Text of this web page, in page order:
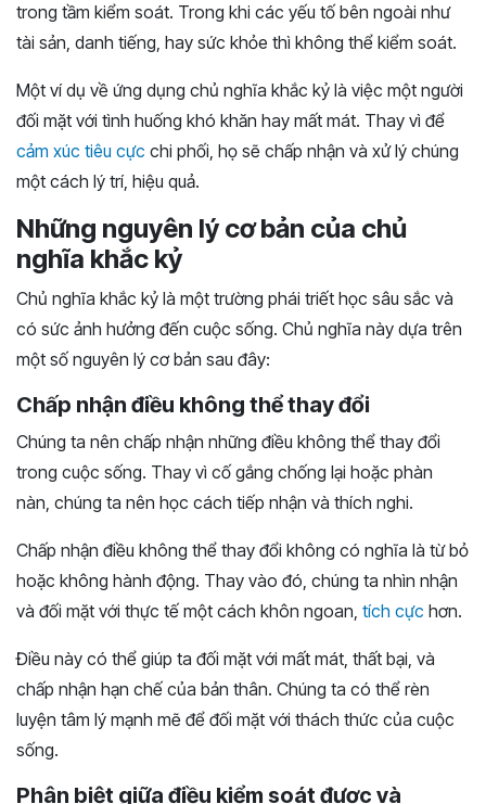
trong tầm kiểm soát. Trong khi các yếu tố bên ngoài như
tài sản, danh tiếng, hay sức khỏe thì không thể kiểm soát.
Một ví dụ về ứng dụng chủ nghĩa khắc kỷ là việc một người
đối mặt với tình huống khó khăn hay mất mát. Thay vì để
cảm xúc tiêu cực chi phối, họ sẽ chấp nhận và xử lý chúng
một cách lý trí, hiệu quả.
Những nguyên lý cơ bản của chủ
nghĩa khắc kỷ
Chủ nghĩa khắc kỷ là một trường phái triết học sâu sắc và
có sức ảnh hưởng đến cuộc sống. Chủ nghĩa này dựa trên
một số nguyên lý cơ bản sau đây:
Chấp nhận điều không thể thay đổi
Chúng ta nên chấp nhận những điều không thể thay đổi
trong cuộc sống. Thay vì cố gắng chống lại hoặc phàn
nàn, chúng ta nên học cách tiếp nhận và thích nghi.
Chấp nhận điều không thể thay đổi không có nghĩa là từ bỏ
hoặc không hành động. Thay vào đó, chúng ta nhìn nhận
và đối mặt với thực tế một cách khôn ngoan, tích cực hơn.
Điều này có thể giúp ta đối mặt với mất mát, thất bại, và
chấp nhận hạn chế của bản thân. Chúng ta có thể rèn
luyện tâm lý mạnh mẽ để đối mặt với thách thức của cuộc
sống.
Phân biệt giữa điều kiểm soát được và